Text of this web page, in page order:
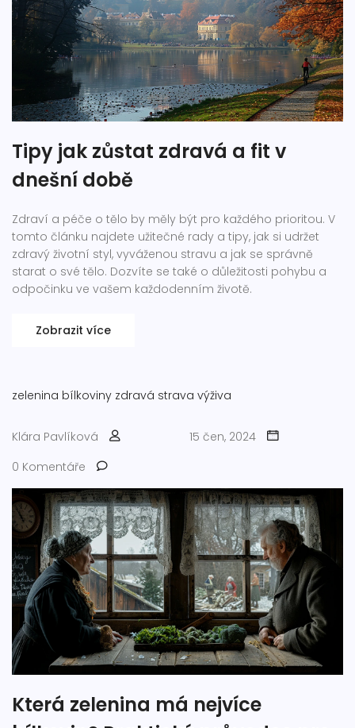
Tipy jak zůstat zdravá a fit v
dnešní době
Zdraví a péče o tělo by měly být pro každého prioritou. V
tomto článku najdete užitečné rady a tipy, jak si udržet
zdravý životní styl, vyváženou stravu a jak se správně
starat o své tělo. Dozvíte se také o důležitosti pohybu a
odpočinku ve vašem každodenním životě.
Zobrazit více
zelenina bílkoviny zdravá strava výživa
Klára Pavlíková
15 čen, 2024
0 Komentáře
Která zelenina má nejvíce